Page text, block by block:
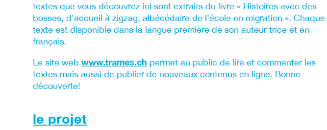
textes que vous découvrez ici sont extraits du livre « Histoires avec des
bosses, d’accueil à zigzag, albécédaire de l’école en migration ». Chaque
texte est disponible dans la langue première de son auteur·trice et en
français.
Le site webwww.trames.ch permet au public de lire et commenter les
textes mais aussi de publier de nouveaux contenus en ligne. Bonne
découverte!
le projet